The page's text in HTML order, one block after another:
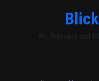
Wo Relevanz und